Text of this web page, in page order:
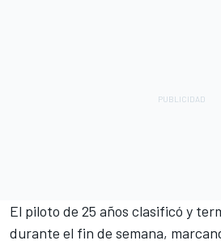
El piloto de 25 años clasificó y
durante el fin de semana,